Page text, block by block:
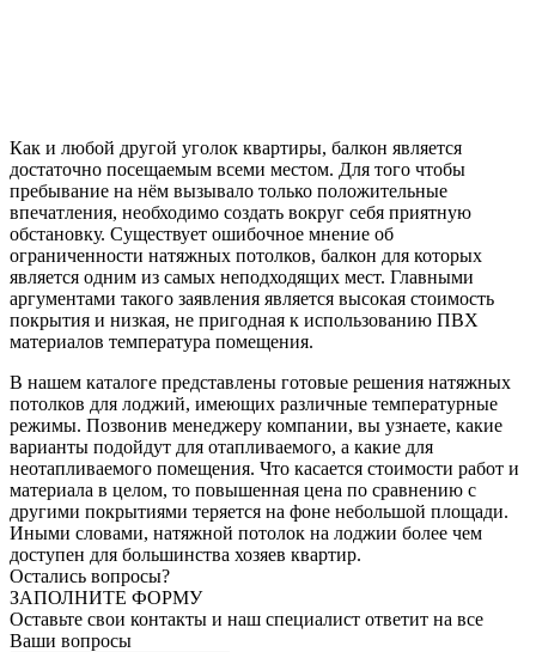
Как и любой другой уголок квартиры, балкон является
достаточно посещаемым всеми местом. Для того чтобы
пребывание на нём вызывало только положительные
впечатления, необходимо создать вокруг себя приятную
обстановку. Существует ошибочное мнение об
ограниченности натяжных потолков, балкон для которых
является одним из самых неподходящих мест. Главными
аргументами такого заявления является высокая стоимость
покрытия и низкая, не пригодная к использованию ПВХ
материалов температура помещения.
В нашем каталоге представлены готовые решения натяжных
потолков для лоджий, имеющих различные температурные
режимы. Позвонив менеджеру компании, вы узнаете, какие
варианты подойдут для отапливаемого, а какие для
неотапливаемого помещения. Что касается стоимости работ и
материала в целом, то повышенная цена по сравнению с
другими покрытиями теряется на фоне небольшой площади.
Иными словами, натяжной потолок на лоджии более чем
доступен для большинства хозяев квартир.
Остались вопросы?
ЗАПОЛНИТЕ ФОРМУ
Оставьте свои контакты и наш специалист ответит на все
Ваши вопросы